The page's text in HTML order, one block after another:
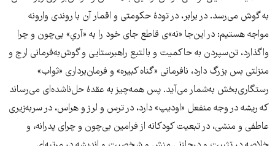
به گوش می‌رسد. در برابر، در تودۀ حکومتی و اقمار آن با روندی وارونه
مواجه هستیم: در این‌جا «نه»ی قاطع جای خود را به «آریِ» بی‌چون و چرا
واگذارد، تن‌سپردن به حاکمیت و بالتبع راهبرستایی و گوش‌به‌فرمانی ارج و
منزلتی بس بزرگ دارد، نافرمانی «گناه کبیره» و فرمان‌برداری «ثواب»
رستگاری‌بخش به‌شمار می‌آید. پس همه‌چیز به عقدۀ حل‌ناشده‌ای می‌رساند
که ریشه در وجه منفعل «اودیپ» دارد، در ترس و لرز و هراس، در سربه‌زیری
عاطفی و منشی، در تبعیت کودکانه از فرامین بی‌چون و چرای پدرانه، و